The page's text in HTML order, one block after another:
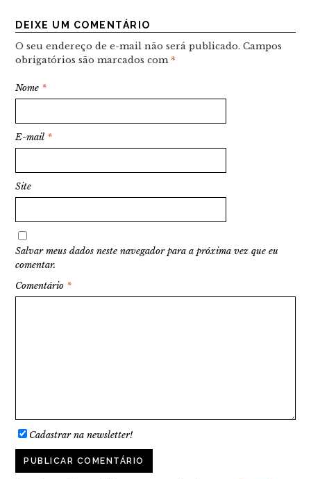
DEIXE UM COMENTÁRIO
O seu endereço de e-mail não será publicado. Campos
obrigatórios são marcados com *
Nome *
E-mail *
Site
Salvar meus dados neste navegador para a próxima vez que eu
comentar.
Comentário *
Cadastrar na newsletter!